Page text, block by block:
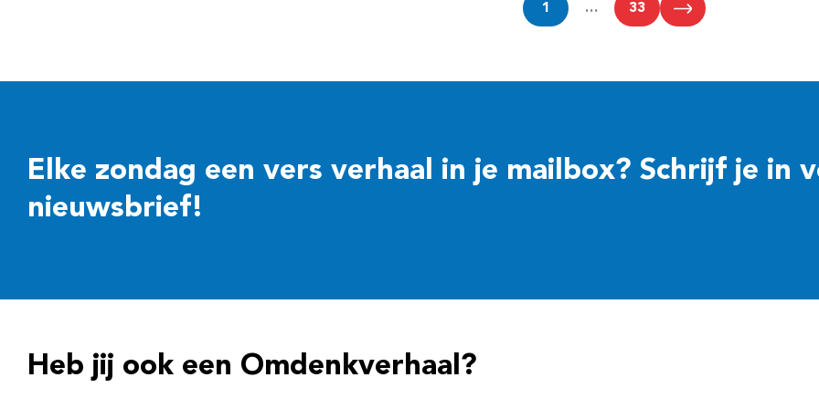
1 … 33
Elke zondag een vers verhaal in je mailbox? Schrijf je in
nieuwsbrief!
Heb jij ook een Omdenkverhaal?